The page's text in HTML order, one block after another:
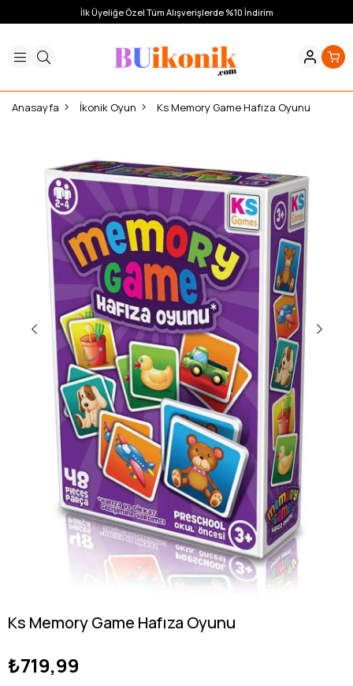
İlk Üyeliğe Özel Tüm Alışverişlerde %10 İndirim
Anasayfa İkonik Oyun Ks Memory Game Hafıza Oyunu
Ks Memory Game Hafıza Oyunu
₺719,99